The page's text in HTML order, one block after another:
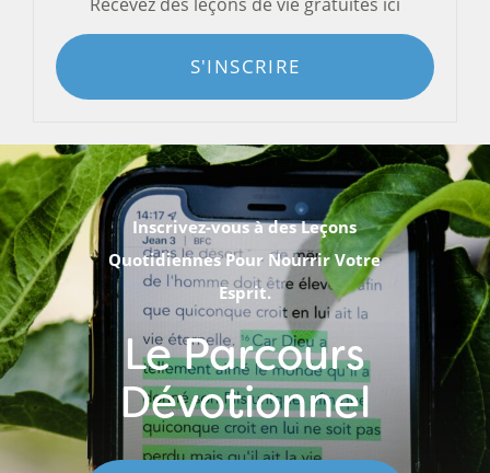
S'INSCRIRE
Inscrivez-vous à des Leçons
Quotidiennes Pour Nourrir Votre
Esprit.
Le Parcours
Dévotionnel